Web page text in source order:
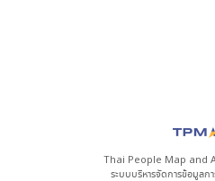
Thai People Map and
ระบบบริหารจัดการข้อมูล